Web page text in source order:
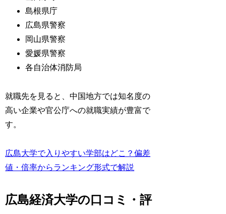
島根県庁
広島県警察
岡山県警察
愛媛県警察
各自治体消防局
就職先を見ると、中国地方では知名度の
高い企業や官公庁への就職実績が豊富で
す。
広島大学で入りやすい学部はどこ？偏差
値・倍率からランキング形式で解説
広島経済大学の口コミ・評